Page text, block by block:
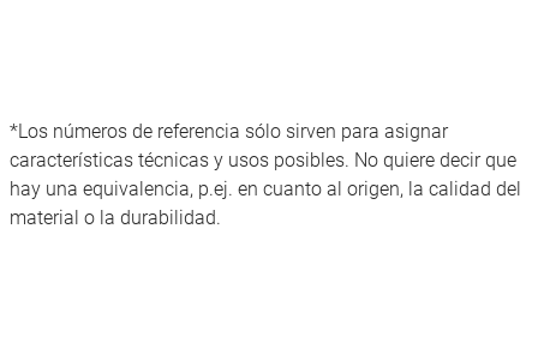
*Los números de referencia sólo sirven para asignar
características técnicas y usos posibles. No quiere decir que
hay una equivalencia, p.ej. en cuanto al origen, la calidad del
material o la durabilidad.